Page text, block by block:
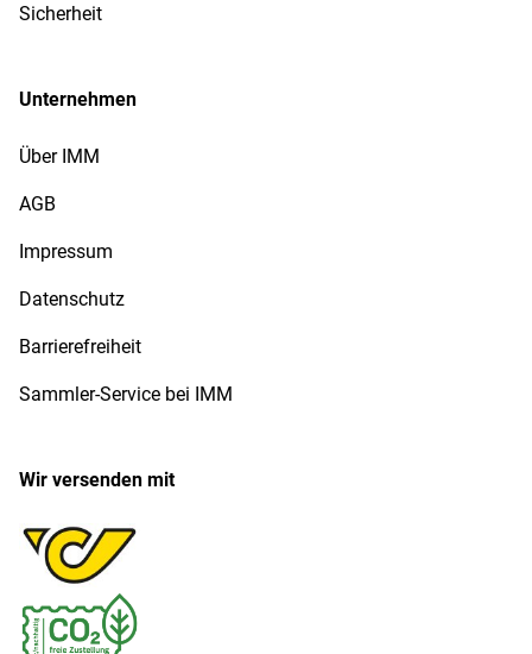
Sicherheit
Unternehmen
Über IMM
AGB
Impressum
Datenschutz
Barrierefreiheit
Sammler-Service bei IMM
Wir versenden mit